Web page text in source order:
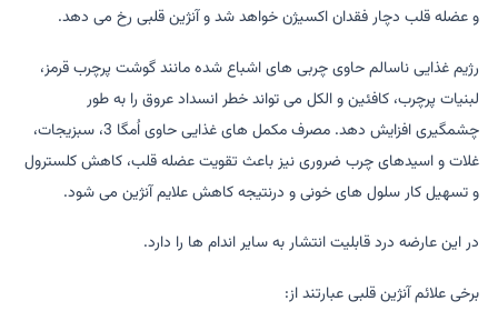
و عضله قلب دچار فقدان اکسیژن خواهد شد و آنژین قلبی رخ می دهد.
رژیم غذایی ناسالم حاوی چربی های اشباع شده مانند گوشت پرچرب قرمز،
لبنیات پرچرب، کافئین و الکل می تواند خطر انسداد عروق را به طور
چشمگیری افزایش دهد. مصرف مکمل های غذایی حاوی اُمگا 3، سبزیجات،
غلات و اسیدهای چرب ضروری نیز باعث تقویت عضله قلب، کاهش کلسترول
و تسهیل کار سلول های خونی و درنتیجه کاهش علایم آنژین می شود.
در این عارضه درد قابلیت انتشار به سایر اندام ها را دارد.
برخی علائم آنژین قلبی عبارتند از: